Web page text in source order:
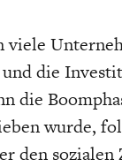
viele
die
die
wurde,
den sozialen